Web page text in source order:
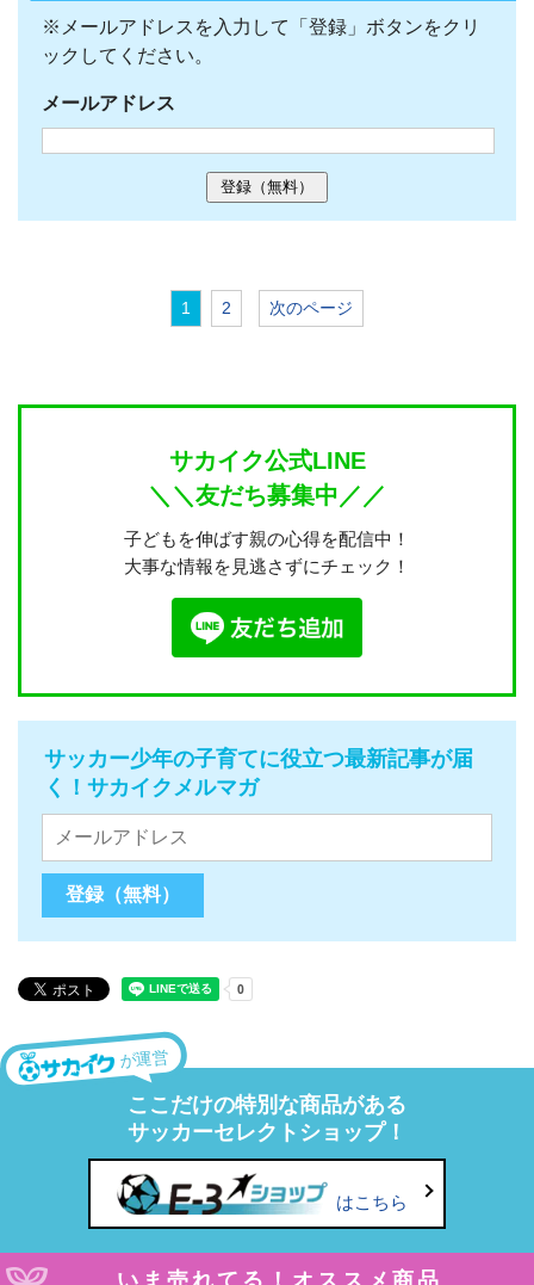
※メールアドレスを入力して「登録」ボタンをクリ
ックしてください。
メールアドレス
1 2 次のページ
サカイク公式LINE
＼＼友だち募集中／／
子どもを伸ばす親の心得を配信中！
大事な情報を見逃さずにチェック！
サッカー少年の子育てに役立つ最新記事が届
く！サカイクメルマガ
が運営
ここだけの特別な商品がある
サッカーセレクトショップ！
はこちら
いま売れてる！オススメ商品